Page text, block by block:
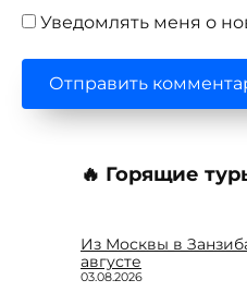
Уведомлять меня о
🔥 Горящие
Из Москвы в
августе
03.08.2026